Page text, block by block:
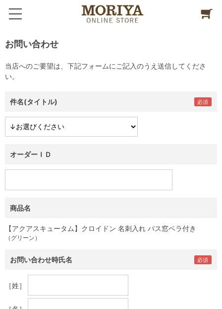
お問い合わせ
当店へのご要望は、下記フォームにご記入のうえ送信してくださ
い。
件名(タイトル)
オーダーＩＤ
商品名
【アクアスキュータム】クロイドン 名刺入れ パス窓ベラ付き
（グリーン）
お問い合わせ時氏名
［姓］